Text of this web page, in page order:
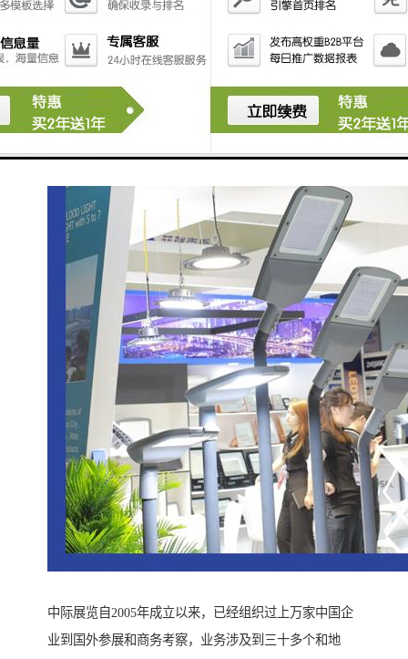
中际展览自2005年成立以来，已经组织过上万家中国企
业到国外参展和商务考察，业务涉及到三十多个和地